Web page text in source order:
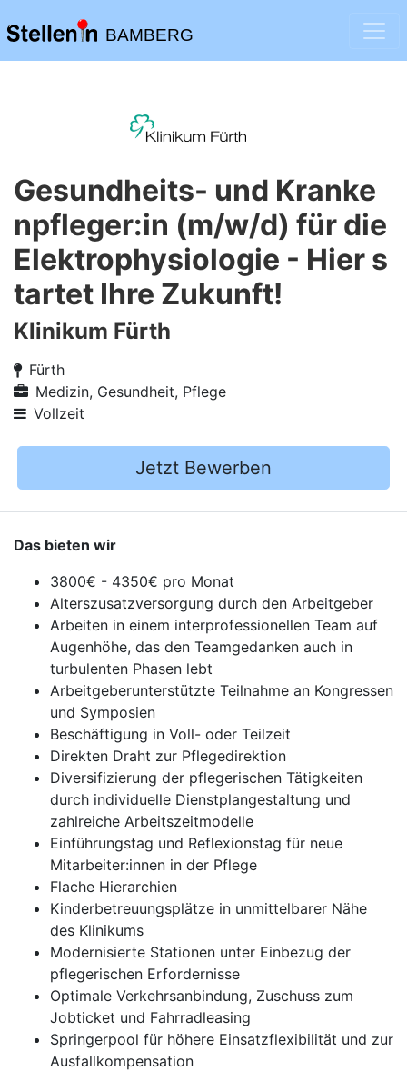
BAMBERG
Gesundheits- und Kranke
npfleger:in (m/w/d) für die
Elektrophysiologie - Hier s
tartet Ihre Zukunft!
Klinikum Fürth
Fürth
Medizin, Gesundheit, Pflege
Vollzeit
Jetzt Bewerben
Das bieten wir
3800€ - 4350€ pro Monat
Alterszusatzversorgung durch den Arbeitgeber
Arbeiten in einem interprofessionellen Team auf
Augenhöhe, das den Teamgedanken auch in
turbulenten Phasen lebt
Arbeitgeberunterstützte Teilnahme an Kongressen
und Symposien
Beschäftigung in Voll- oder Teilzeit
Direkten Draht zur Pflegedirektion
Diversifizierung der pflegerischen Tätigkeiten
durch individuelle Dienstplangestaltung und
zahlreiche Arbeitszeitmodelle
Einführungstag und Reflexionstag für neue
Mitarbeiter:innen in der Pflege
Flache Hierarchien
Kinderbetreuungsplätze in unmittelbarer Nähe
des Klinikums
Modernisierte Stationen unter Einbezug der
pflegerischen Erfordernisse
Optimale Verkehrsanbindung, Zuschuss zum
Jobticket und Fahrradleasing
Springerpool für höhere Einsatzflexibilität und zur
Ausfallkompensation